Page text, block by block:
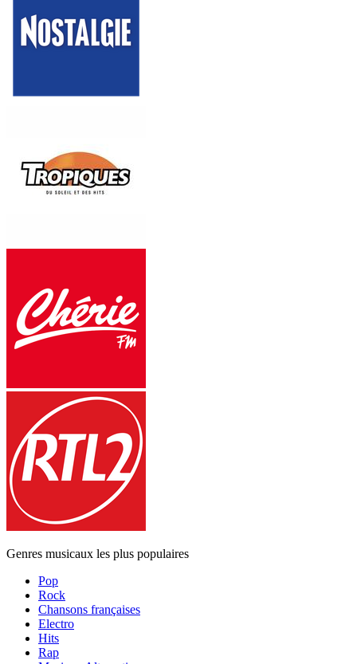
Genres musicaux les plus populaires
Pop
Rock
Chansons françaises
Electro
Hits
Rap